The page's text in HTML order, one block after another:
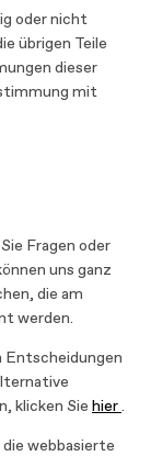
oder nicht
übrigen Teile
dieser
mit
Fragen oder
uns ganz
die am
werden.
Entscheidungen
klicken Sie hier.
die webbasierte